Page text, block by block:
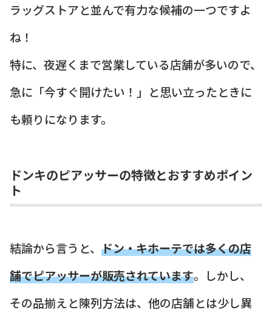
ラッグストアと並んで有力な候補の一つですよ
ね！
特に、夜遅くまで営業している店舗が多いので、
急に「今すぐ開けたい！」と思い立ったときに
も頼りになります。
ドンキのピアッサーの特徴とおすすめポイン
ト
結論から言うと、 ドン・キホーテでは多くの店
舗でピアッサーが販売されています。しかし、
その品揃えと陳列方法は、他の店舗とは少し異